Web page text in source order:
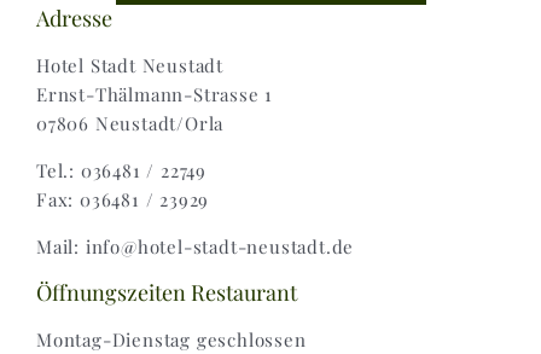
Zahlungsweisen |
Widerruf |
Versand & Lieferung
Adresse
Hotel Stadt Neustadt
Ernst-Thälmann-Strasse 1
07806 Neustadt/Orla
Tel.: 036481 / 22749
Fax: 036481 / 23929
Mail: info@hotel-stadt-neustadt.de
Öffnungszeiten Restaurant
Montag-Dienstag geschlossen